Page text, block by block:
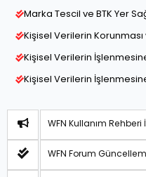
Marka Tescil ve BTK Yer
Kişisel Verilerin
Kişisel Verilerin
Kişisel Verilerin
WFN Kullanım Rehberi
WFN Forum